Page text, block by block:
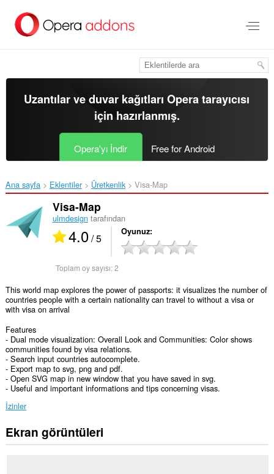
içeriğe
Uzantılar ve duvar kağıtlarıOpera tarayıcısı
için hazırlanmış.
Opera'yı İndir Free for Android
Ana sayfa Eklentiler Üretkenlik Visa-Map‎
Visa-Map
ulmdesigntarafından
4.0/ 5 Oyunuz
Toplam oy sayısı:2
This world map explores the power of passports: it visualizes the number of
countries people with a certain nationality can travel to without a visa or
with visa on arrival
Features
- Dual mode visualization: Overall Look and Communities: Color shows
communities found by visa relations.
- Search input countries autocomplete.
- Export map to svg, png and pdf.
- Open SVG map in new window that you have saved in svg.
- Useful and important informations and tips concerning visas.
İzinler
Bu
eklenti,
Ekran görüntüleri